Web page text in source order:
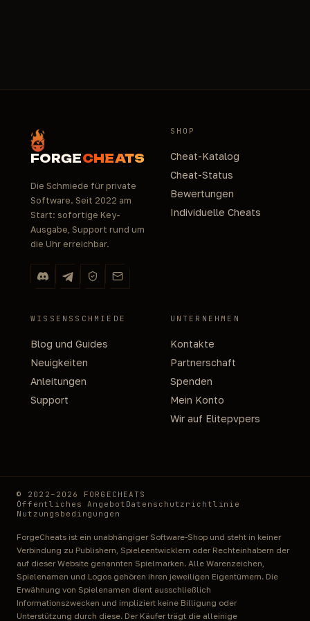
FORGECHEATS
Die Schmiede für private
Software. Seit 2022 am
Start: sofortige Key-
Ausgabe, Support rund um
die Uhr erreichbar.
SHOP
Cheat-Katalog
Cheat-Status
Bewertungen
Individuelle Cheats
WISSENSSCHMIEDE
Blog und Guides
Neuigkeiten
Anleitungen
Support
UNTERNEHMEN
Kontakte
Partnerschaft
Spenden
Mein Konto
Wir auf Elitepvpers
© 2022–2026 FORGECHEATS
Öffentliches Angebot Datenschutzrichtlinie
Nutzungsbedingungen
ForgeCheats ist ein unabhängiger Software-Shop und steht in keiner
Verbindung zu Publishern, Spieleentwicklern oder Rechteinhabern der
auf dieser Website genannten Spielmarken. Alle Warenzeichen,
Spielenamen und Logos gehören ihren jeweiligen Eigentümern. Die
Erwähnung von Spielenamen dient ausschließlich
Informationszwecken und impliziert keine Billigung oder
Unterstützung durch diese. Der Käufer trägt die alleinige